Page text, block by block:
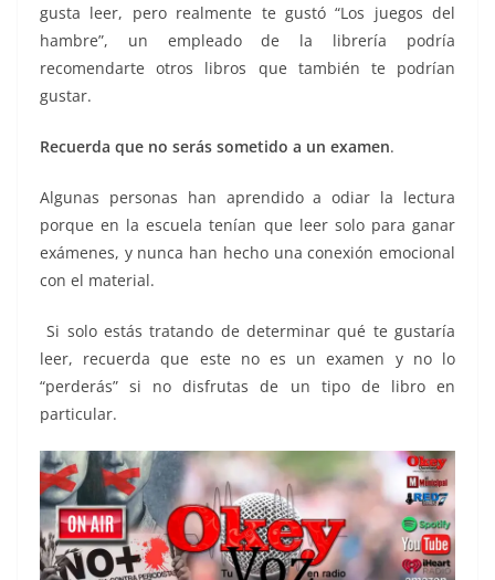
gusta leer, pero realmente te gustó “Los juegos del
hambre”, un empleado de la librería podría
recomendarte otros libros que también te podrían
gustar.
Recuerda que no serás sometido a un examen.
Algunas personas han aprendido a odiar la lectura
porque en la escuela tenían que leer solo para ganar
exámenes, y nunca han hecho una conexión emocional
con el material.
Si solo estás tratando de determinar qué te gustaría
leer, recuerda que este no es un examen y no lo
“perderás” si no disfrutas de un tipo de libro en
particular.